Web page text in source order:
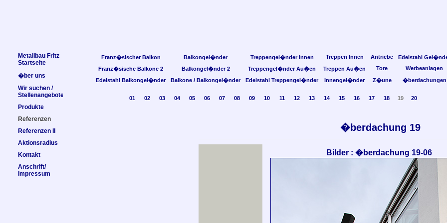
�berdachung 19
Bilder : �berdachung 19-06
Franz�sischer Balkon Balkongel�nder Treppengel�nder Innen Treppen Innen Antriebe
Edelstahl
Franz�sische Balkone 2
Balkongel�nder 2 Treppengel�nder Au�en Treppen Au�en Tore
Werbeanlagen
Edelstahl Balkongel�nder
Balkone / Balkongel�nder Edelstahl Treppengel�nder Innengel�nder Z�une �berdachungen
01 02 03 04 05 06 07 08 09 10 11 12 13 14 15 16 17 18 19 20
Metallbau Fritz
Startseite
�ber uns
Wir suchen /
Stellenangebote
Produkte
Referenzen
Referenzen II
Aktionsradius
Kontakt
Anschrift/
Impressum